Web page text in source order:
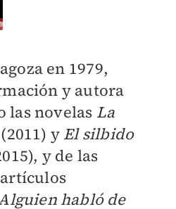
en 1979,
y autora
las novelas La
(2011) y El silbido
y de las
habló de